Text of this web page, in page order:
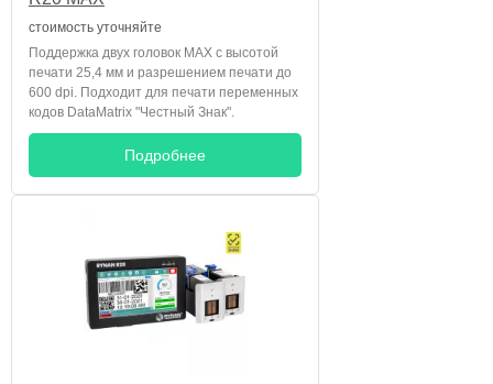
стоимость уточняйте
Поддержка двух головок MAX с высотой
печати 25,4 мм и разрешением печати до
600 dpi. Подходит для печати переменных
кодов DataMatrix "Честный Знак".
Подробнее